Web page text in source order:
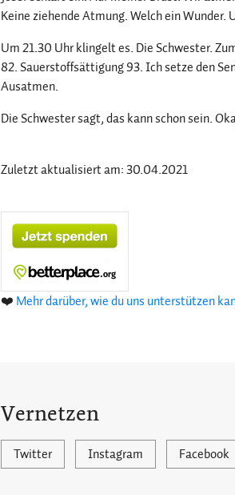
Keine ziehende Atmung. Welch ein
Um 21.30 Uhr klingelt es. Die Schwester.
82. Sauerstoffsättigung 93. Ich setze den
Ausatmen.
Die Schwester sagt, das kann schon sein.
Zuletzt aktualisiert am: 30.04.2021
❤️ Mehr darüber, wie du uns unterstützen
Vernetzen
Twitter Instagram Facebook